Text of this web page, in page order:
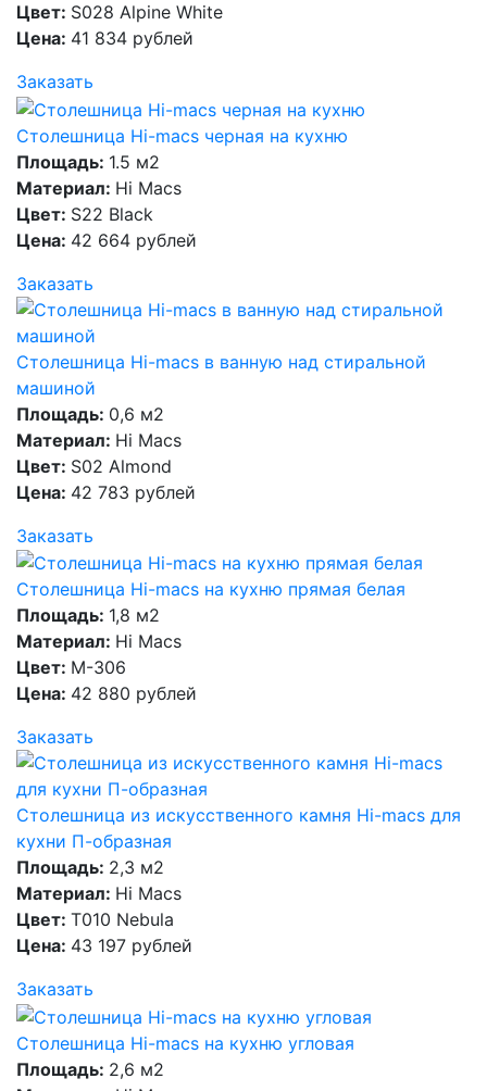
Цвет: S028 Alpine White
Цена: 41 834 рублей
Заказать
Столешница Hi-macs черная на кухню
Площадь: 1.5 м2
Материал: Hi Macs
Цвет: S22 Black
Цена: 42 664 рублей
Заказать
Столешница Hi-macs в ванную над стиральной
машиной
Площадь: 0,6 м2
Материал: Hi Macs
Цвет: S02 Almond
Цена: 42 783 рублей
Заказать
Столешница Hi-macs на кухню прямая белая
Площадь: 1,8 м2
Материал: Hi Macs
Цвет: M-306
Цена: 42 880 рублей
Заказать
Столешница из искусственного камня Hi-macs для
кухни П-образная
Площадь: 2,3 м2
Материал: Hi Macs
Цвет: T010 Nebula
Цена: 43 197 рублей
Заказать
Столешница Hi-macs на кухню угловая
Площадь: 2,6 м2